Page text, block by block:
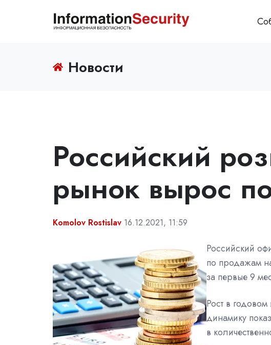
Новости
Российский
рынок вырос
Komolov Rostislav 16.12.2021, 11:59
Российский
по продажам
за первые 9
Рост в
динамику
в